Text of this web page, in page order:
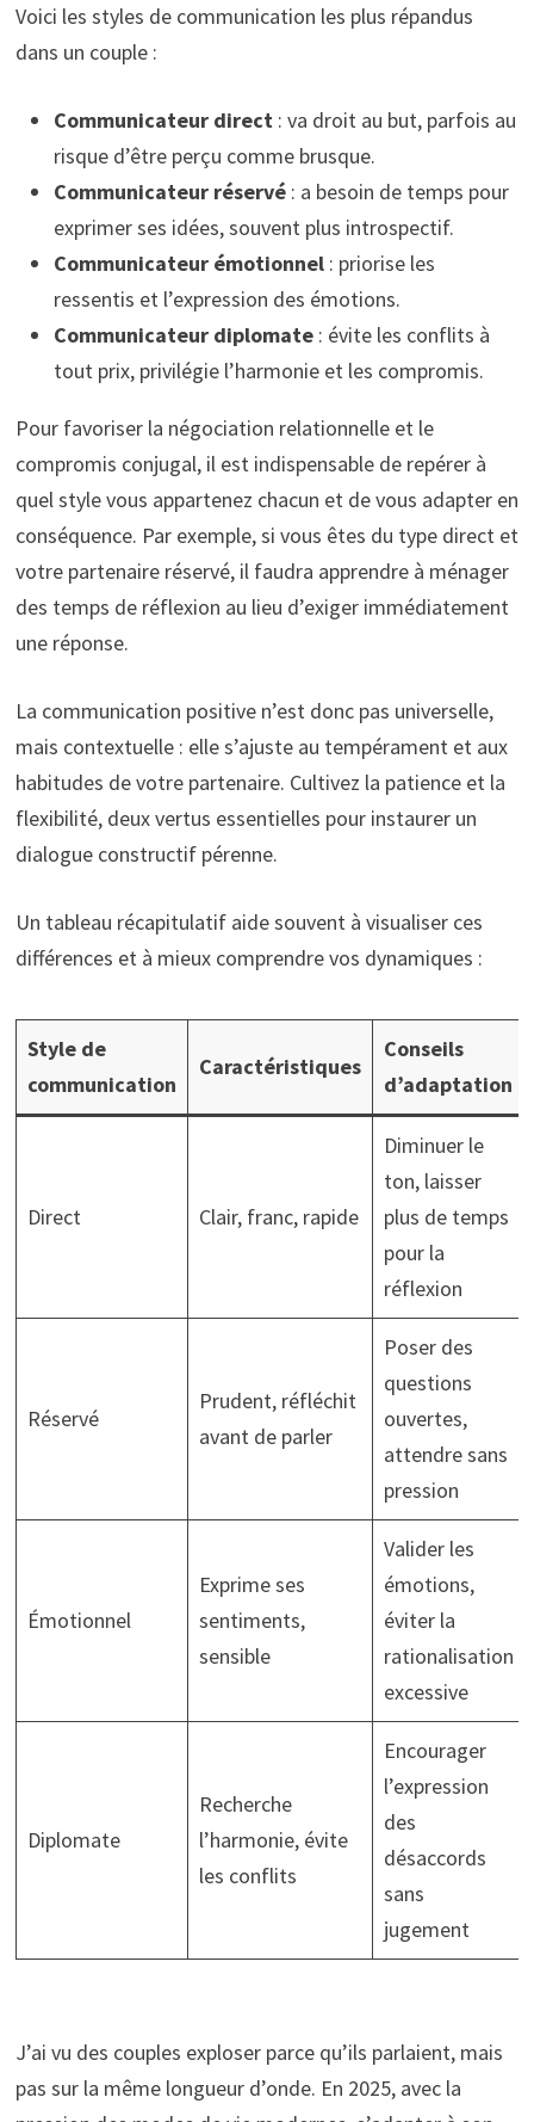
Voici les styles de communication les plus répandus
dans un couple :
Communicateur direct : va droit au but, parfois au
risque d’être perçu comme brusque.
Communicateur réservé: a besoin de temps pour
exprimer ses idées, souvent plus introspectif.
Communicateur émotionnel: priorise les
ressentis et l’expression des émotions.
Communicateur diplomate: évite les conflits à
tout prix, privilégie l’harmonie et les compromis.
Pour favoriser la négociation relationnelle et le
compromis conjugal, il est indispensable de repérer à
quel style vous appartenez chacun et de vous adapter en
conséquence. Par exemple, si vous êtes du type direct et
votre partenaire réservé, il faudra apprendre à ménager
des temps de réflexion au lieu d’exiger immédiatement
une réponse.
La communication positive n’est donc pas universelle,
mais contextuelle : elle s’ajuste au tempérament et aux
habitudes de votre partenaire. Cultivez la patience et la
flexibilité, deux vertus essentielles pour instaurer un
dialogue constructif pérenne.
Un tableau récapitulatif aide souvent à visualiser ces
différences et à mieux comprendre vos dynamiques :
Style de
communication
Caractéristiques
Conseils
d’adaptation
Direct Clair, franc, rapide
Diminuer le
ton, laisser
plus de temps
pour la
réflexion
Réservé
Prudent, réfléchit
avant de parler
Poser des
questions
ouvertes,
attendre sans
pression
Émotionnel
Exprime ses
sentiments,
sensible
Valider les
émotions,
éviter la
rationalisation
excessive
Diplomate
Recherche
l’harmonie, évite
les conflits
Encourager
l’expression
des
désaccords
sans
jugement
J’ai vu des couples exploser parce qu’ils parlaient, mais
pas sur la même longueur d’onde. En 2025, avec la